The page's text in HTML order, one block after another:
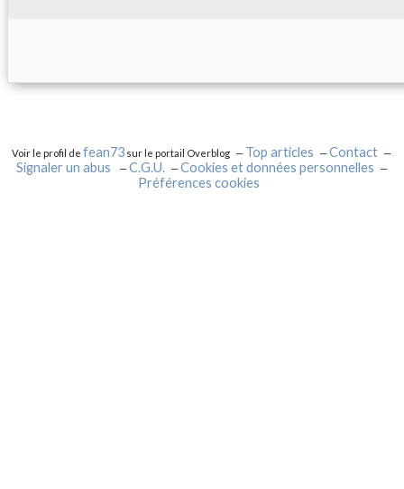
Voir le profil defean73 sur le portail Overblog Top articles
Contact
Signaler un abus
C.G.U.
Cookies et données personnelles
Préférences cookies